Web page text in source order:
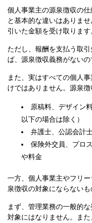
個人事業主の源泉徴収の
と基本的な違いはありま
引いた金額を受け取ります
ただし、報酬を支払う取
ば、源泉徴収義務がないの
また、実はすべての個人
けではありません。源泉徴
原稿料、デザイン
以下の場合は除く）
弁護士、公認会計
保険外交員、プロ
や料金
一方、個人事業主やフリ
泉徴収の対象にならないも
まず、管理業務の一般的
対象にはなりません。ま